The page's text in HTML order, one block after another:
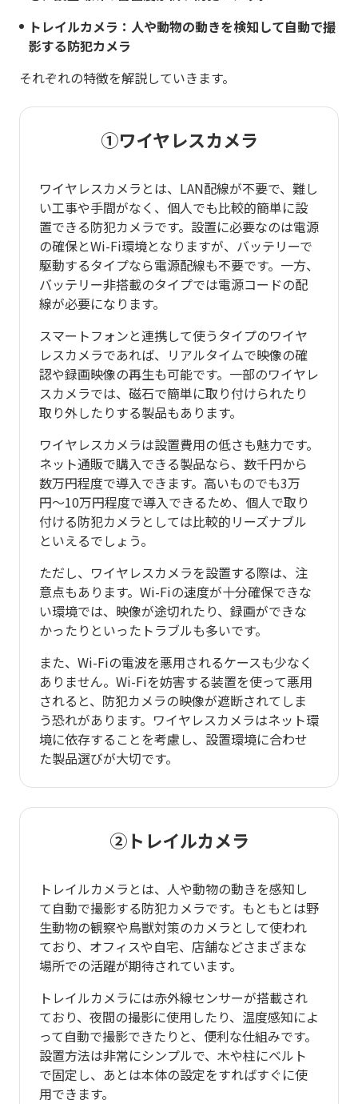
トレイルカメラ：人や動物の動きを検知して自動で撮
影する防犯カメラ
それぞれの特徴を解説していきます。
①ワイヤレスカメラ
ワイヤレスカメラとは、LAN配線が不要で、難し
い工事や手間がなく、個人でも比較的簡単に設
置できる防犯カメラです。設置に必要なのは電源
の確保とWi-Fi環境となりますが、バッテリーで
駆動するタイプなら電源配線も不要です。一方、
バッテリー非搭載のタイプでは電源コードの配
線が必要になります。
スマートフォンと連携して使うタイプのワイヤ
レスカメラであれば、リアルタイムで映像の確
認や録画映像の再生も可能です。一部のワイヤレ
スカメラでは、磁石で簡単に取り付けられたり
取り外したりする製品もあります。
ワイヤレスカメラは設置費用の低さも魅力です。
ネット通販で購入できる製品なら、数千円から
数万円程度で導入できます。高いものでも3万
円〜10万円程度で導入できるため、個人で取り
付ける防犯カメラとしては比較的リーズナブル
といえるでしょう。
ただし、ワイヤレスカメラを設置する際は、注
意点もあります。Wi-Fiの速度が十分確保できな
い環境では、映像が途切れたり、録画ができな
かったりといったトラブルも多いです。
また、Wi-Fiの電波を悪用されるケースも少なく
ありません。Wi-Fiを妨害する装置を使って悪用
されると、防犯カメラの映像が遮断されてしま
う恐れがあります。ワイヤレスカメラはネット環
境に依存することを考慮し、設置環境に合わせ
た製品選びが大切です。
②トレイルカメラ
トレイルカメラとは、人や動物の動きを感知し
て自動で撮影する防犯カメラです。もともとは野
生動物の観察や鳥獣対策のカメラとして使われ
ており、オフィスや自宅、店舗などさまざまな
場所での活躍が期待されています。
トレイルカメラには赤外線センサーが搭載され
ており、夜間の撮影に使用したり、温度感知によ
って自動で撮影できたりと、便利な仕組みです。
設置方法は非常にシンプルで、木や柱にベルト
で固定し、あとは本体の設定をすればすぐに使
用できます。